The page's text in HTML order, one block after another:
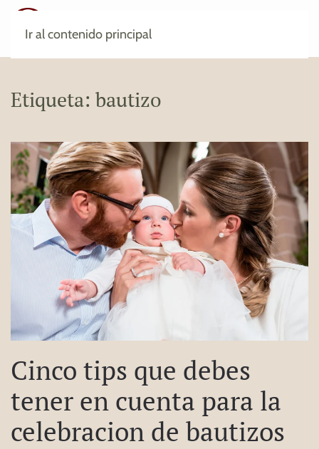
Ir al contenido principal
Etiqueta: bautizo
Cinco tips que debes
tener en cuenta para la
celebracion de bautizos